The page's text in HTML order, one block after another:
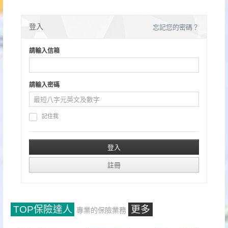
登入 忘記您的密碼？
請輸入信箱
請輸入密碼
記住我
TOP保險達人 專業的保險業務 更多